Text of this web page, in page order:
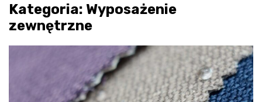
Kategoria: Wyposażenie
zewnętrzne